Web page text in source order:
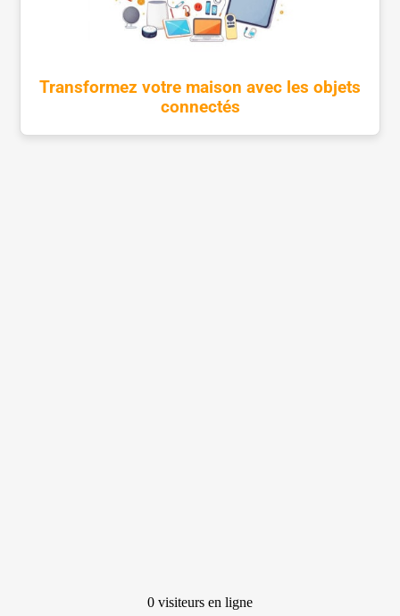
Transformez votre maison avec les objets
connectés